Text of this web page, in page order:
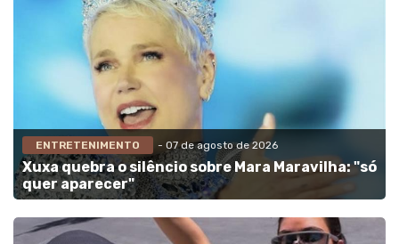
ENTRETENIMENTO - 07 de agosto de 2026
Xuxa quebra o silêncio sobre Mara Maravilha: "só
quer aparecer"